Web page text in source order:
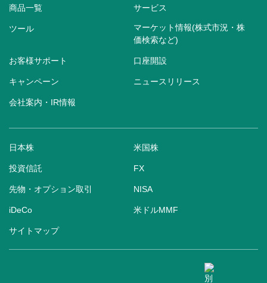
商品一覧 サービス
ツール
マーケット情報(株式市況・株
価検索など)
お客様サポート 口座開設
キャンペーン ニュースリリース
会社案内・IR情報
日本株 米国株
投資信託 FX
先物・オプション取引 NISA
iDeCo 米ドルMMF
サイトマップ